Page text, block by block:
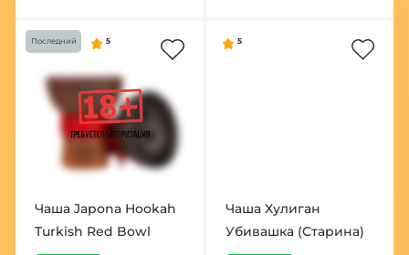
Последний 5
Чаша Japona Hookah
Turkish Red Bowl
5
Чаша Хулиган
Убивашка (Старина)